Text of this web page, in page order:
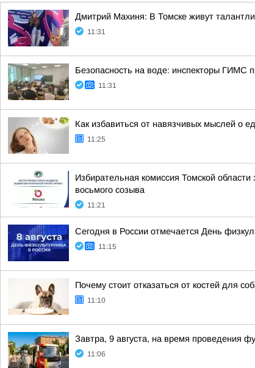
Дмитрий Махиня: В Томске живут
11:31
Безопасность на воде: инспекторы ГИМС
11:31
Как избавиться от навязчивых мыслей о
11:25
Избирательная комиссия Томской
восьмого созыва
11:21
Сегодня в России отмечается День
11:15
Почему стоит отказаться от костей для
11:10
Завтра, 9 августа, на время проведения
11:06